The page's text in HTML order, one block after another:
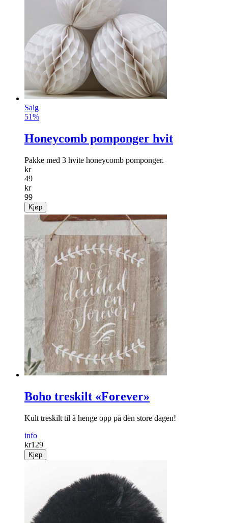
Salg
51%
Honeycomb pomponger hvit
Pakke med 3 hvite honeycomb pomponger.
kr
49
kr
99
Kjøp
Boho treskilt «Forever»
Kult treskilt til å henge opp på den store dagen!
info
kr129
Kjøp